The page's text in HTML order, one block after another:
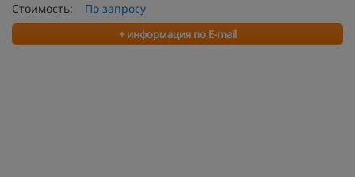
Стоимость:
По запросу
+ информация по E-mail